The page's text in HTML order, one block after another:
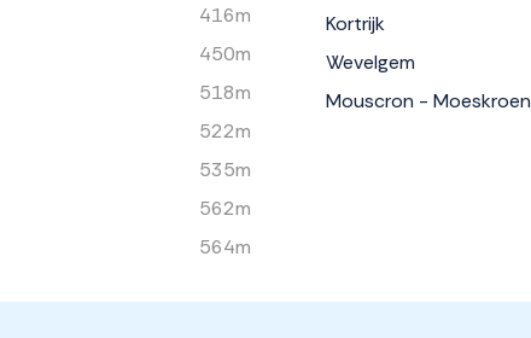
416m
450m
518m
522m
535m
562m
564m
Kortrijk
Wevelgem
Mouscron - Moeskroen